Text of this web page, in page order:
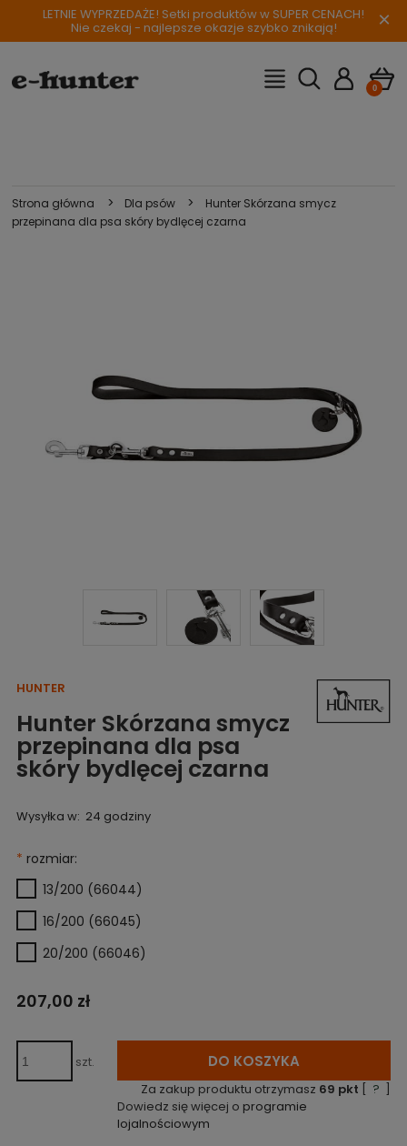
LETNIE WYPRZEDAŻE! Setki produktów w SUPER CENACH!
Nie czekaj - najlepsze okazje szybko znikają! ×
Strona główna > Dla psów >
Hunter Skórzana smycz
przepinana dla psa skóry bydlęcej czarna
HUNTER
Hunter Skórzana smycz
przepinana dla psa
skóry bydlęcej czarna
Wysyłka w: 24 godziny
* rozmiar:
13/200 (66044)
16/200 (66045)
20/200 (66046)
207,00 zł
szt. DO KOSZYKA
Za zakup produktu otrzymasz 69 pkt [ ? ]
Dowiedz się więcej o programie
lojalnościowym